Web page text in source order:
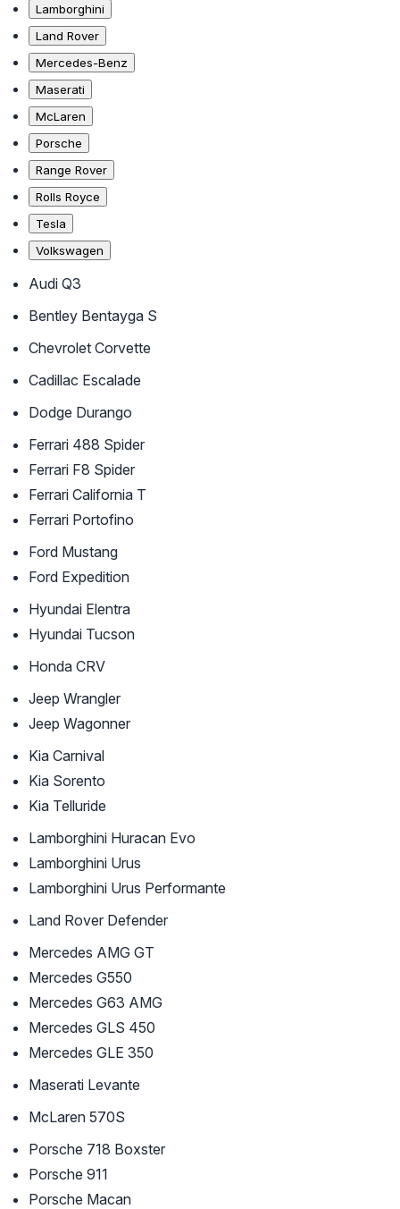
Lamborghini
Land Rover
Mercedes-Benz
Maserati
McLaren
Porsche
Range Rover
Rolls Royce
Tesla
Volkswagen
Audi Q3
Bentley Bentayga S
Chevrolet Corvette
Cadillac Escalade
Dodge Durango
Ferrari 488 Spider
Ferrari F8 Spider
Ferrari California T
Ferrari Portofino
Ford Mustang
Ford Expedition
Hyundai Elentra
Hyundai Tucson
Honda CRV
Jeep Wrangler
Jeep Wagonner
Kia Carnival
Kia Sorento
Kia Telluride
Lamborghini Huracan Evo
Lamborghini Urus
Lamborghini Urus Performante
Land Rover Defender
Mercedes AMG GT
Mercedes G550
Mercedes G63 AMG
Mercedes GLS 450
Mercedes GLE 350
Maserati Levante
McLaren 570S
Porsche 718 Boxster
Porsche 911
Porsche Macan